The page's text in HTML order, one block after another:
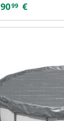
9099 €